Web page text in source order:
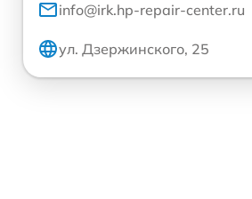
info@irk.hp-repair-center.ru
ул. Дзержинского, 25